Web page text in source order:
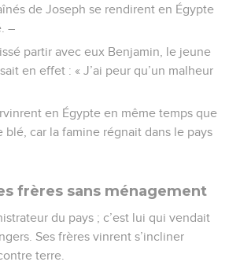
de Joseph se rendirent en Égypte
–
partir avec eux Benjamin, le jeune
en effet : « J’ai peur qu’un malheur
en Égypte en même temps que
blé, car la famine régnait dans le pays
frères sans ménagement
du pays ; c’est lui qui vendait
Ses frères vinrent s’incliner
terre.